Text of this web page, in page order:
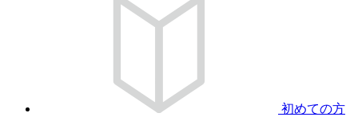
初めての方